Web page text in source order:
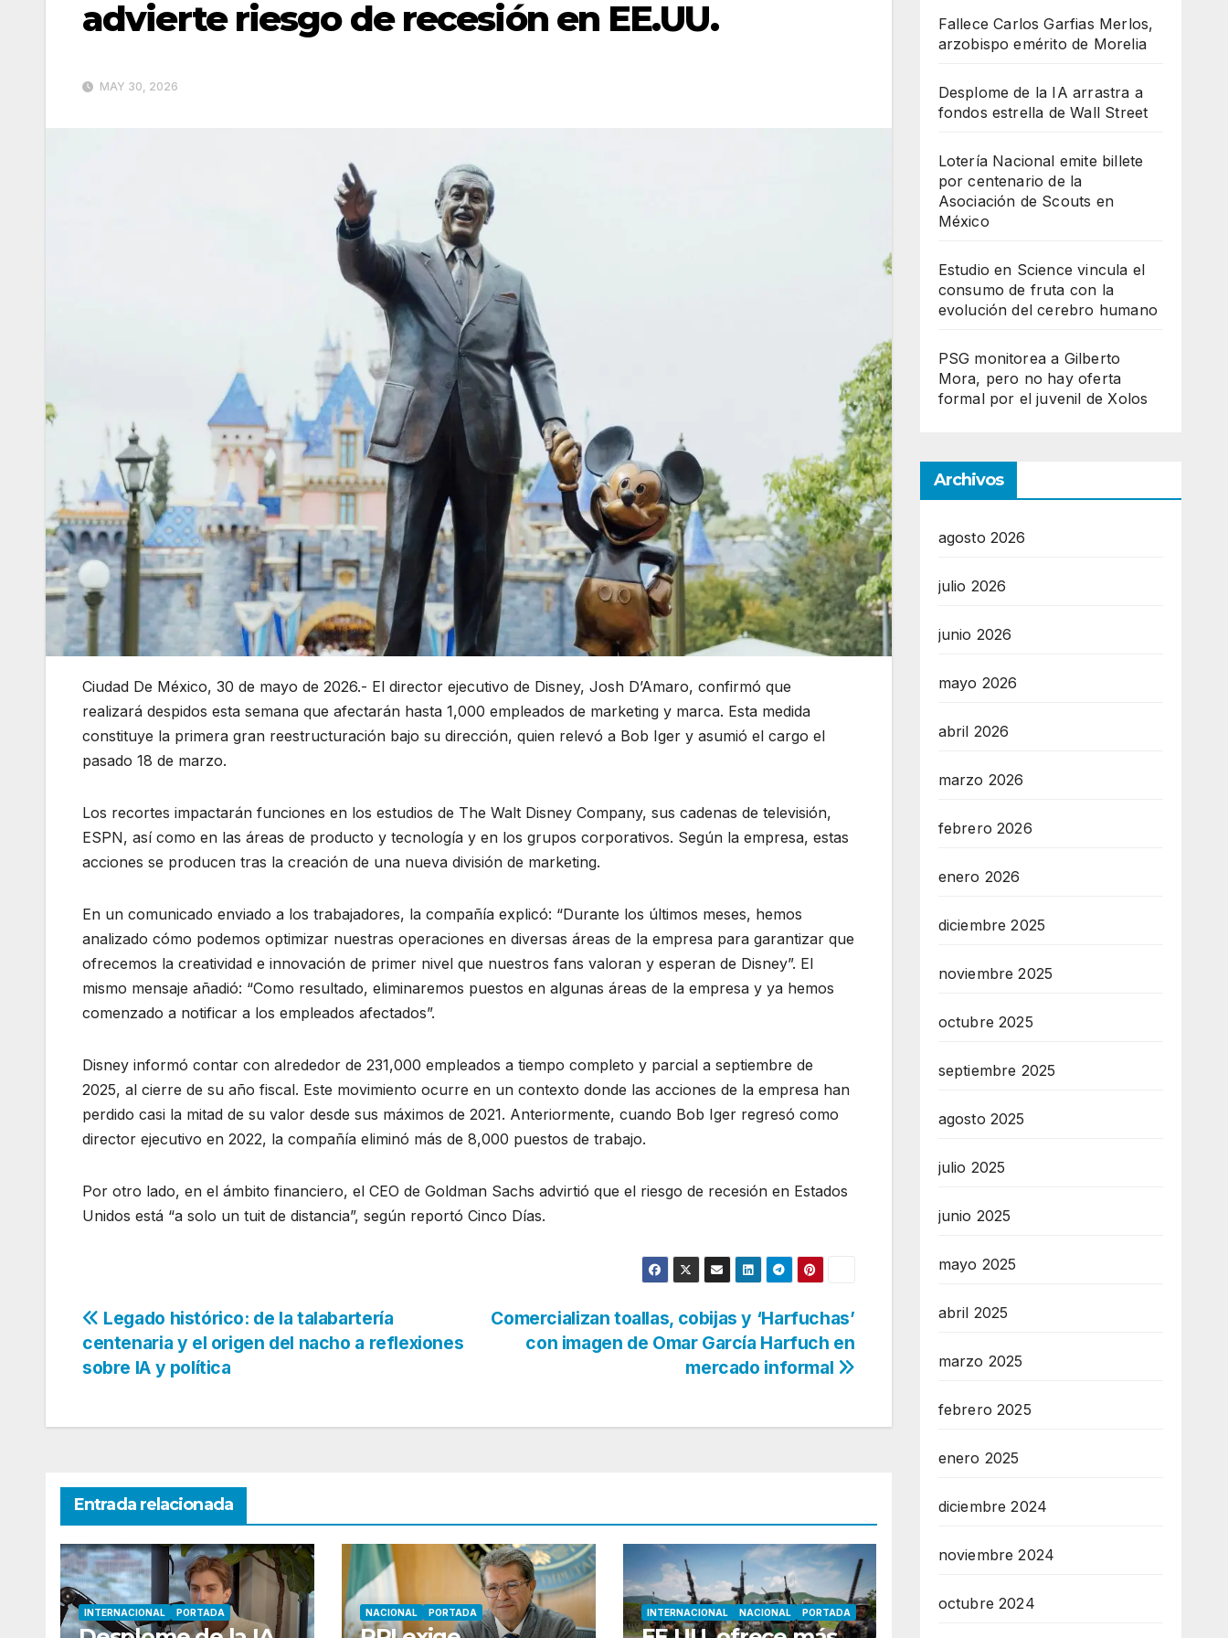
advierte riesgo de recesión en EE.UU.
MAY 30, 2026
Ciudad De México, 30 de mayo de 2026.- El director ejecutivo de Disney, Josh D’Amaro, confirmó que
realizará despidos esta semana que afectarán hasta 1,000 empleados de marketing y marca. Esta medida
constituye la primera gran reestructuración bajo su dirección, quien relevó a Bob Iger y asumió el cargo el
pasado 18 de marzo.
Los recortes impactarán funciones en los estudios de The Walt Disney Company, sus cadenas de televisión,
ESPN, así como en las áreas de producto y tecnología y en los grupos corporativos. Según la empresa, estas
acciones se producen tras la creación de una nueva división de marketing.
En un comunicado enviado a los trabajadores, la compañía explicó: “Durante los últimos meses, hemos
analizado cómo podemos optimizar nuestras operaciones en diversas áreas de la empresa para garantizar que
ofrecemos la creatividad e innovación de primer nivel que nuestros fans valoran y esperan de Disney”. El
mismo mensaje añadió: “Como resultado, eliminaremos puestos en algunas áreas de la empresa y ya hemos
comenzado a notificar a los empleados afectados”.
Disney informó contar con alrededor de 231,000 empleados a tiempo completo y parcial a septiembre de
2025, al cierre de su año fiscal. Este movimiento ocurre en un contexto donde las acciones de la empresa han
perdido casi la mitad de su valor desde sus máximos de 2021. Anteriormente, cuando Bob Iger regresó como
director ejecutivo en 2022, la compañía eliminó más de 8,000 puestos de trabajo.
Por otro lado, en el ámbito financiero, el CEO de Goldman Sachs advirtió que el riesgo de recesión en Estados
Unidos está “a solo un tuit de distancia”, según reportó Cinco Días.
Navegación
de
Comercializan toallas, cobijas y ‘Harfuchas’
con imagen de Omar García Harfuch en
mercado informal
Legado histórico: de la talabartería
centenaria y el origen del nacho a reflexiones
sobre IA y política
Entrada relacionada
INTERNACIONAL PORTADA NACIONAL PORTADA INTERNACIONAL NACIONAL PORTADA
Fallece Carlos Garfias Merlos,
arzobispo emérito de Morelia
Desplome de la IA arrastra a
fondos estrella de Wall Street
Lotería Nacional emite billete
por centenario de la
Asociación de Scouts en
México
Estudio en Science vincula el
consumo de fruta con la
evolución del cerebro humano
PSG monitorea a Gilberto
Mora, pero no hay oferta
formal por el juvenil de Xolos
Archivos
agosto 2026
julio 2026
junio 2026
mayo 2026
abril 2026
marzo 2026
febrero 2026
enero 2026
diciembre 2025
noviembre 2025
octubre 2025
septiembre 2025
agosto 2025
julio 2025
junio 2025
mayo 2025
abril 2025
marzo 2025
febrero 2025
enero 2025
diciembre 2024
noviembre 2024
octubre 2024